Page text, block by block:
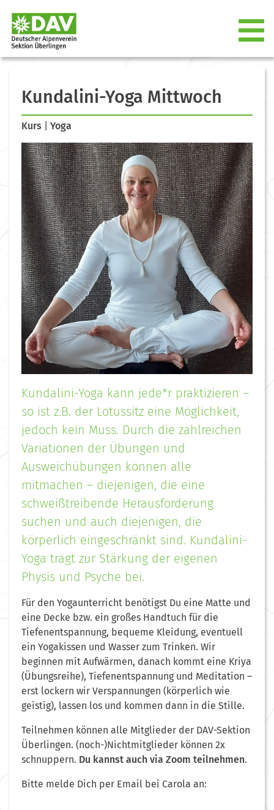
Kundalini-Yoga Mittwoch
Kurs Yoga
Kundalini-Yoga kann jede*r praktizieren –
so ist z.B. der Lotussitz eine Möglichkeit,
jedoch kein Muss. Durch die zahlreichen
Variationen der Übungen und
Ausweichübungen können alle
mitmachen – diejenigen, die eine
schweißtreibende Herausforderung
suchen und auch diejenigen, die
körperlich eingeschränkt sind. Kundalini-
Yoga trägt zur Stärkung der eigenen
Physis und Psyche bei.
Für den Yogaunterricht benötigst Du eine Matte und
eine Decke bzw. ein großes Handtuch für die
Tiefenentspannung, bequeme Kleidung, eventuell
ein Yogakissen und Wasser zum Trinken. Wir
beginnen mit Aufwärmen, danach kommt eine Kriya
(Übungsreihe), Tiefenentspannung und Meditation –
erst lockern wir Verspannungen (körperlich wie
geistig), lassen los und kommen dann in die Stille.
Teilnehmen können alle Mitglieder der DAV-Sektion
Überlingen. (noch-)Nichtmitglieder können 2x
schnuppern. Du kannst auch via Zoom teilnehmen.
Bitte melde Dich per Email bei Carola an: